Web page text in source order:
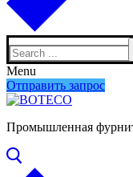
Search
for:
Menu
Отправить запрос
Промышленная